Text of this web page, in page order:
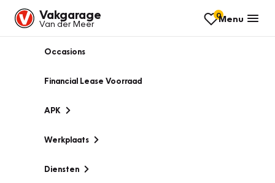
Vakgarage
Van der Meer
0Menu
Occasions
Financial Lease Voorraad
APK
Werkplaats
Diensten